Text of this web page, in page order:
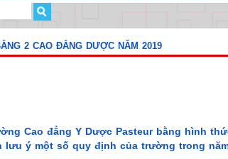
2 CAO ĐẲNG DƯỢC NĂM 2019
Cao đẳng Y Dược Pasteur bằng hình
ý một số quy định của trường trong